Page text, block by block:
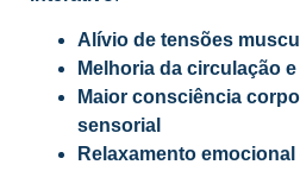
Alívio de tensões
Melhoria da circulação
Maior consciência
sensorial
Relaxamento emocional